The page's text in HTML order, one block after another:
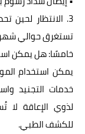
3. الانتظار لحين
تستغرق حوالي شهر).
خامسًا: هل يمكن
يمكن استخدام
خدمات التجنيد
لذوي الإعاقة لا
للكشف الطبي.